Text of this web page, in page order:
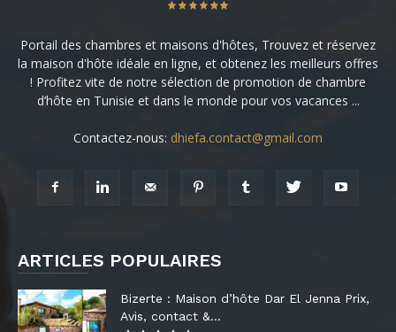
Portail des chambres et maisons d'hôtes, Trouvez et réservez
la maison d'hôte idéale en ligne, et obtenez les meilleurs offres
! Profitez vite de notre sélection de promotion de chambre
d’hôte en Tunisie et dans le monde pour vos vacances ...
Contactez-nous: dhiefa.contact@gmail.com
ARTICLES POPULAIRES
Bizerte : Maison d’hôte Dar El Jenna Prix,
Avis, contact &...